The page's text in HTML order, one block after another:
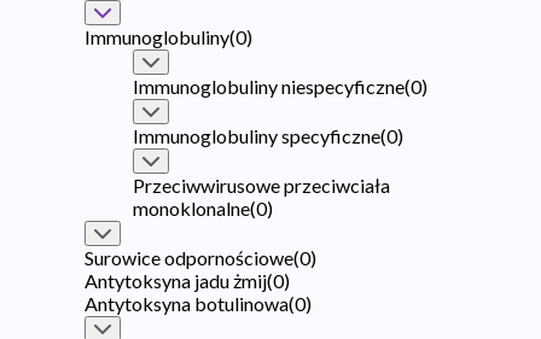
Immunoglobuliny(0)
Immunoglobuliny niespecyficzne(0)
Immunoglobuliny specyficzne(0)
Przeciwwirusowe przeciwciała
monoklonalne(0)
Surowice odpornościowe(0)
Antytoksyna jadu żmij(0)
Antytoksyna botulinowa(0)